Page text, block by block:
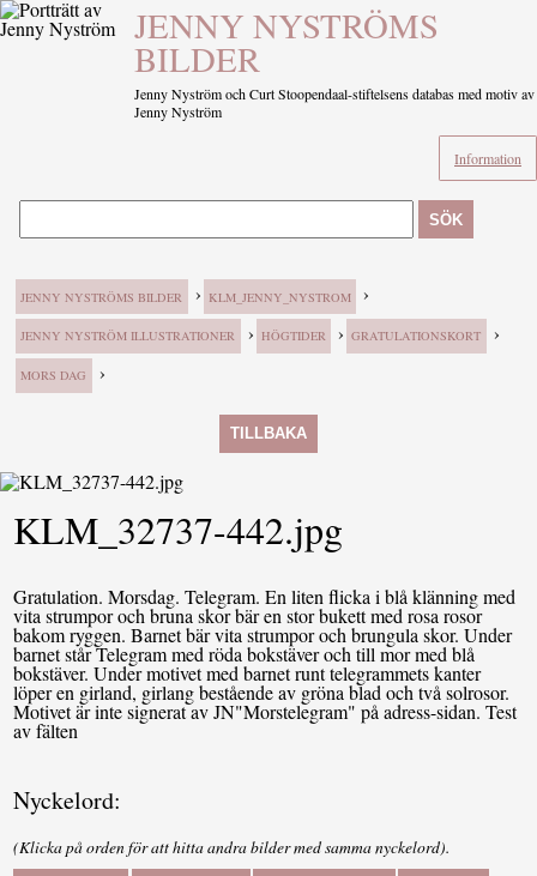
JENNY NYSTRÖMS
BILDER
Jenny Nyström och Curt Stoopendaal-stiftelsens databas med motiv av
Jenny Nyström
Information
SÖK
JENNY NYSTRÖMS BILDER › KLM_JENNY_NYSTROM ›
JENNY NYSTRÖM ILLUSTRATIONER › HÖGTIDER › GRATULATIONSKORT ›
MORS DAG ›
TILLBAKA
KLM_32737-442.jpg
Gratulation. Morsdag. Telegram. En liten flicka i blå klänning med
vita strumpor och bruna skor bär en stor bukett med rosa rosor
bakom ryggen. Barnet bär vita strumpor och brungula skor. Under
barnet står Telegram med röda bokstäver och till mor med blå
bokstäver. Under motivet med barnet runt telegrammets kanter
löper en girland, girlang bestående av gröna blad och två solrosor.
Motivet är inte signerat av JN"Morstelegram" på adress-sidan. Test
av fälten
Nyckelord:
(Klicka på orden för att hitta andra bilder med samma nyckelord).